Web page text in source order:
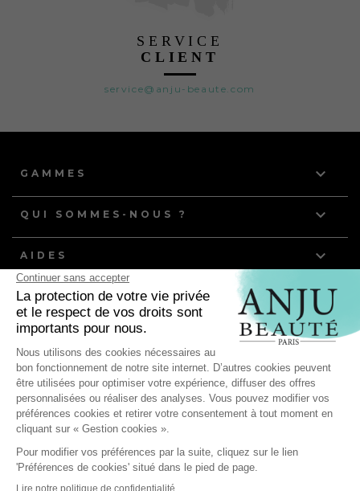
SERVICE
CLIENT
service@anju-beaute.com
GAMMES 
QUI SOMMES-NOUS ? 
AIDES 
NOS DERNIERS ARTICLES
Quelle routine de toilettage pour les chiens et chats à
poils gras ?
Anju Beauté, partenaire de l'équipe de France d'Agility
pour ses compétitions mondiales !
de votre animal ?